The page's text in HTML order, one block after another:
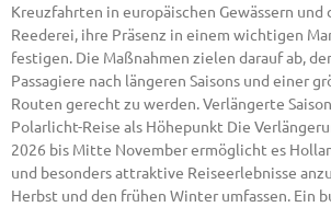
Kreuzfahrten in europäischen Gewässern
Reederei, ihre Präsenz in einem wichtigen
festigen. Die Maßnahmen zielen darauf ab,
Passagiere nach längeren Saisons und einer
Routen gerecht zu werden. Verlängerte
Polarlicht-Reise als Höhepunkt Die
2026 bis Mitte November ermöglicht es
und besonders attraktive Reiseerlebnisse
Herbst und den frühen Winter umfassen. Ein